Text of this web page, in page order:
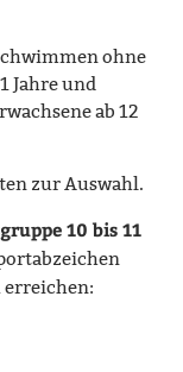
ohne
Jahre und
ab 12
zur Auswahl.
10 bis 11
erreichen: